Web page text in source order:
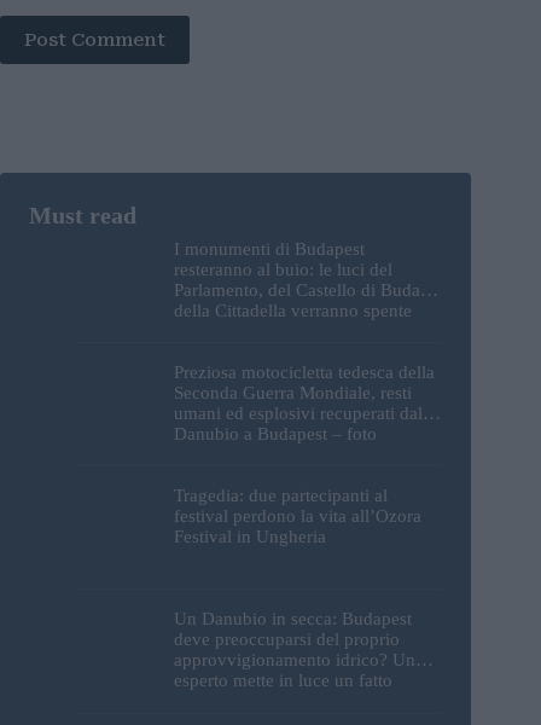
Post Comment
I monumenti di Budapest
resteranno al buio: le luci del
Parlamento, del Castello di Buda e
della Cittadella verranno spente
Preziosa motocicletta tedesca della
Seconda Guerra Mondiale, resti
umani ed esplosivi recuperati dal
Danubio a Budapest – foto
Tragedia: due partecipanti al
festival perdono la vita all’Ozora
Festival in Ungheria
Un Danubio in secca: Budapest
deve preoccuparsi del proprio
approvvigionamento idrico? Un
esperto mette in luce un fatto